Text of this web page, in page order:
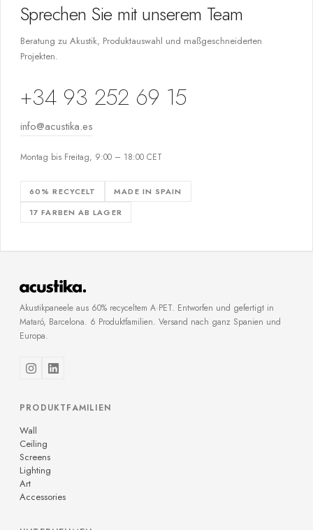
Sprechen Sie mit unserem Team
Beratung zu Akustik, Produktauswahl und maßgeschneiderten
Projekten.
+34 93 252 69 15
info@acustika.es
Montag bis Freitag, 9:00 – 18:00 CET
60% RECYCELT
MADE IN SPAIN
17 FARBEN AB LAGER
Akustikpaneele aus 60% recyceltem A·PET. Entworfen und gefertigt in
Mataró, Barcelona. 6 Produktfamilien. Versand nach ganz Spanien und
Europa.
PRODUKTFAMILIEN
Wall
Ceiling
Screens
Lighting
Art
Accessories